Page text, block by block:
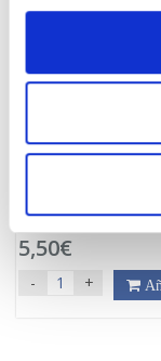
VECTEM
XHEKPON CREMA
5,50€
- +